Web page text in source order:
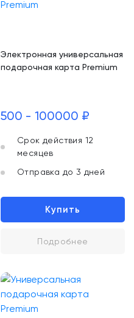
Электронная универсальная
подарочная карта Premium
500 - 100000 ₽
Срок действия 12
месяцев
Отправка до 3 дней
Купить
Подробнее